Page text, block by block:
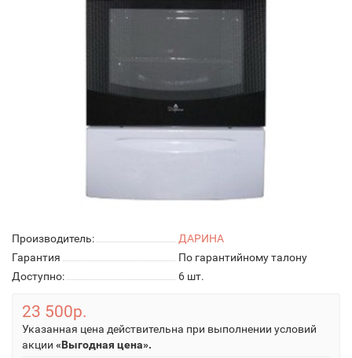
Производитель:
ДАРИНА
Гарантия
По гарантийному талону
Доступно:
6 шт.
23 500р.
Указанная цена действительна при выполнении условий
акции «Выгодная цена».